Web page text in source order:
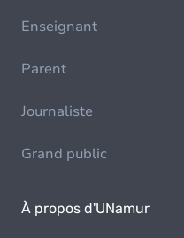
Enseignant
Parent
Journaliste
Grand public
À propos d'UNamur